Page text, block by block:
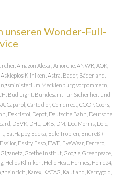
unseren Wonder-Full-
Amazon Alexa , Amorelie, ANWR, AOK,
Kliniken, Astra, Bader, Bäderland,
Mecklenburg Vorpommern,
Bud Light, Bundesamt für Sicherheit und
Carte d or, Comdirect, COOP, Coors,
Dekristol, Depot, Deutsche Bahn, Deutsche
DEVK, DHL, DKB, DM, Doc Morris, Dole,
EatHappy, Edeka, Edle Tropfen, Endreß +
Essity, Esso, EWE, EyeWear, Ferrero,
Goethe Institut, Google, Greenpeace,
Helios Kliniken, Hello Heat, Hermes, Home24,
Karex, KATAG, Kaufland, Kerrygold,